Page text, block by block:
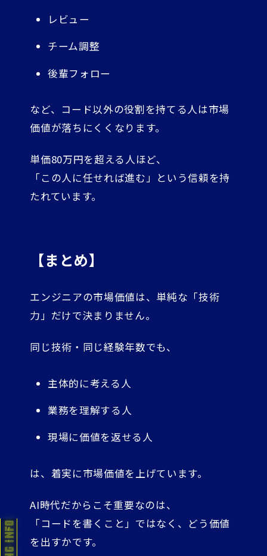
レビュー
チーム調整
後輩フォロー
など、コード以外の役割を持てる人は市場
価値が落ちにくくなります。
単価80万円を超える人ほど、
「この人に任せれば進む」という信頼を持
たれています。
【まとめ】
エンジニアの市場価値は、単純な「技術
力」だけで決まりません。
同じ技術・同じ経験年数でも、
主体的に考える人
業務を理解する人
現場に価値を返せる人
は、着実に市場価値を上げています。
AI時代だからこそ重要なのは、
「コードを書くこと」ではなく、どう価値
を出すかです。